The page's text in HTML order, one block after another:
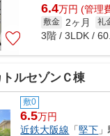
6.4万円 (管理
敷金 2ヶ月 礼
3階 / 3LDK /
トルセゾンＣ棟
敷0
6.5万円
近鉄大阪線 「堅下